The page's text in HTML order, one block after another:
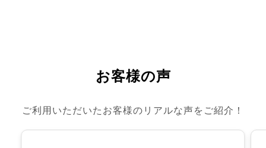
お客様の声
ご利用いただいたお客様のリアルな声をご紹介！